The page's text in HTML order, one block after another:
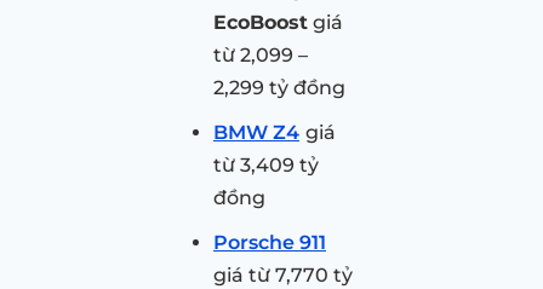
EcoBoost giá
từ 2,099 –
2,299 tỷ đồng
BMW Z4 giá
từ 3,409 tỷ
đồng
Porsche 911
giá từ 7,770 tỷ